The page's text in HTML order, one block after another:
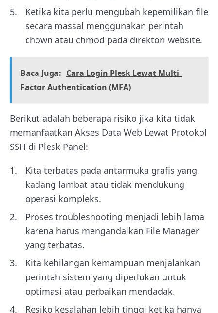
Ketika kita perlu mengubah kepemilikan file
secara massal menggunakan perintah
chown atau chmod pada direktori website.
Baca Juga: Cara Login Plesk Lewat Multi-
Factor Authentication (MFA)
Berikut adalah beberapa risiko jika kita tidak
memanfaatkan Akses Data Web Lewat Protokol
SSH di Plesk Panel:
Kita terbatas pada antarmuka grafis yang
kadang lambat atau tidak mendukung
operasi kompleks.
Proses troubleshooting menjadi lebih lama
karena harus mengandalkan File Manager
yang terbatas.
Kita kehilangan kemampuan menjalankan
perintah sistem yang diperlukan untuk
optimasi atau perbaikan mendadak.
Resiko kesalahan lebih tinggi ketika hanya